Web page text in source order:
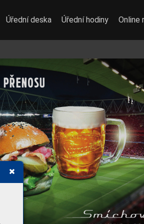

Úřední deska Úřední hodiny Online